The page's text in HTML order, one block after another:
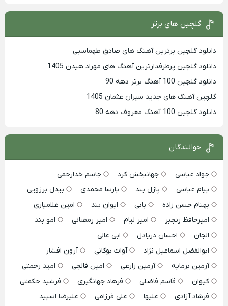
گلچین های برتر
دانلود گلچین برترین آهنگ های صادق طهماسبی
دانلود گلچین پرطرفدارترین آهنگ های مهراد هیدن 1405
دانلود گلچین 100 آهنگ برتر دهه 90
گلچین آهنگ های جدید سیران عثمان 1405
دانلود گلچین 100 آهنگ معروف دهه 80
خوانندگان
جواد عباسی جهانبخش کرد
جاسم خدارحمی
پیام عباسی
پازل بند پارسا محمدی
بیدل برزویی
بهنام حسن زاده
بابی ایوان بند
امین غلامیاری
امیرحافظ رنجبر
امیر لیام امیر رمضانی
امو بند
الجان
احسان دریادل
ابی عالی
ابوالفضل اسماعیل نژاد
آوات بوکانی
آرون افشار
آرمین برمایه
آرمین زارعی امین فالجی
امید رحمتی
کیوان
قاسم فاضلی فرهاد جهانگیری
فرشید حکمتی
فرشاد آزادی
علیها علی فرزامی
علیرضا اسپید